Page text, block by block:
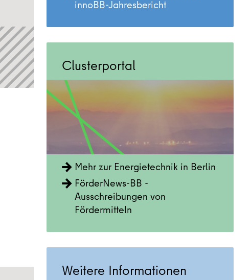
innoBB-Jahresbericht
Clusterportal
Mehr zur Energietechnik in Berlin
FörderNews-BB -
Ausschreibungen von
Fördermitteln
Weitere Informationen